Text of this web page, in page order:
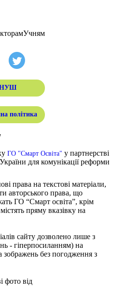
Учням
НУШ
політика
ГО "Смарт Освіта" у партнерстві
для комунікації реформи
права на текстові матеріали,
авторського права, що
ГО “Смарт освіта”, крім
пряму вказівку на
сайту дозволено лише з
- гіперпосиланням) на
без погодження з
фото від